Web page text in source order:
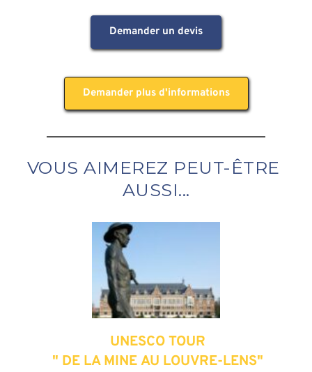
Demander un devis
Demander plus d'informations
VOUS AIMEREZ PEUT-ÊTRE
AUSSI...
UNESCO TOUR
" DE LA MINE AU LOUVRE-LENS"